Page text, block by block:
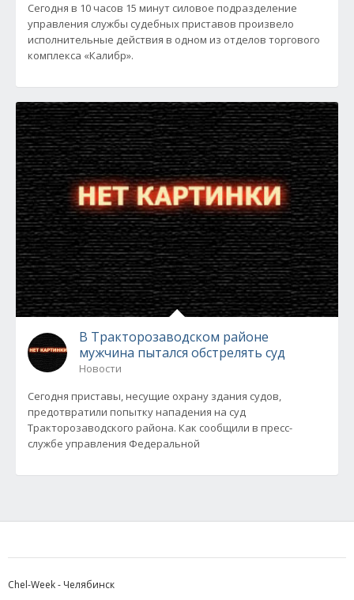
Сегодня в 10 часов 15 минут силовое подразделение
управления службы судебных приставов произвело
исполнительные действия в одном из отделов торгового
комплекса «Калибр».
В Тракторозаводском районе
мужчина пытался обстрелять суд
Новости
Сегодня приставы, несущие охрану здания судов,
предотвратили попытку нападения на суд
Тракторозаводского района. Как сообщили в пресс-
службе управления Федеральной
Chel-Week - Челябинск